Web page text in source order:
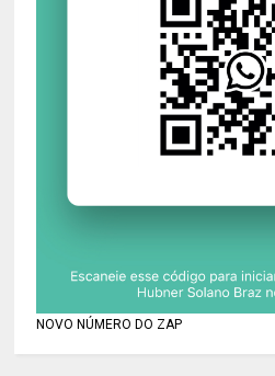
NOVO NÚMERO DO ZAP